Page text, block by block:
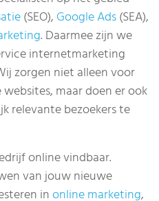
(SEO), Google Ads(SEA),
. Daarmee zijn we
internetmarketing
zorgen niet alleen voor
maar doen er ook
relevante bezoekers te
online vindbaar.
van jouw nieuwe
inonline marketing,